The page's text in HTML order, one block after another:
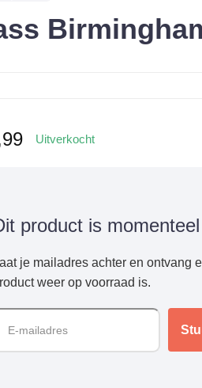
Uitverkocht
product is
je mailadres achter en ontvang
weer op voorraad is.